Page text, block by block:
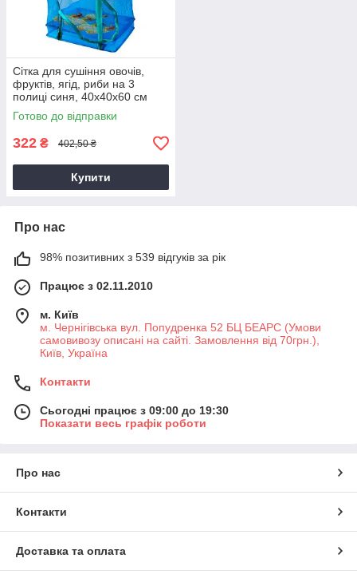
Сітка для сушіння овочів,
фруктів, ягід, риби на 3
полиці синя, 40х40х60 см
(сітка для сушіння риби,
фруктів)
Готово до відправки
322 ₴ 402,50 ₴
Купити
Про нас
98% позитивних з 539 відгуків за рік
Працює з 02.11.2010
м. Київ
м. Чернігівська вул. Попудренка 52 БЦ БЕАРС (Умови
самовивозу описані на сайті. Замовлення від 70грн.),
Київ, Україна
Контакти
Сьогодні працює з 09:00 до 19:30
Показати весь графік роботи
Про нас
Контакти
Доставка та оплата